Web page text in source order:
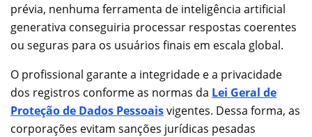
prévia, nenhuma ferramenta de inteligência artificial
generativa conseguiria processar respostas coerentes
ou seguras para os usuários finais em escala global.
O profissional garante a integridade e a privacidade
dos registros conforme as normas da Lei Geral de
Proteção de Dados Pessoaisvigentes. Dessa forma, as
corporações evitam sanções jurídicas pesadas